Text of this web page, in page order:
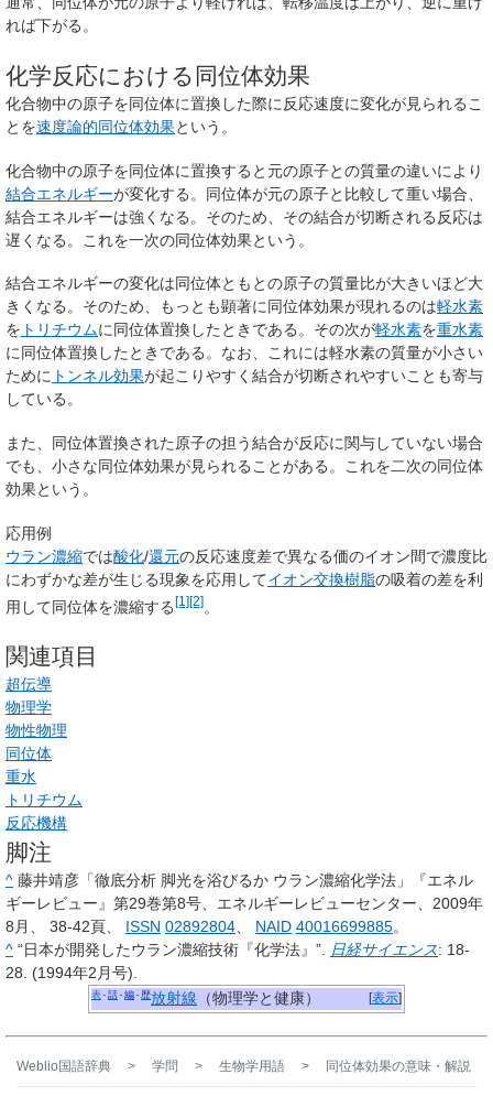
れば下がる。
化学反応における同位体効果
化合物中の原子を同位体に置換した際に反応速度に変化が見られるこ
とを速度論的同位体効果という。
化合物中の原子を同位体に置換すると元の原子との質量の違いにより
結合エネルギーが変化する。同位体が元の原子と比較して重い場合、
結合エネルギーは強くなる。そのため、その結合が切断される反応は
遅くなる。これを一次の同位体効果という。
結合エネルギーの変化は同位体ともとの原子の質量比が大きいほど大
きくなる。そのため、もっとも顕著に同位体効果が現れるのは軽水素
を トリチウムに同位体置換したときである。その次が軽水素を重水素
に同位体置換したときである。なお、これには軽水素の質量が小さい
ために トンネル効果が起こりやすく結合が切断されやすいことも寄与
している。
また、同位体置換された原子の担う結合が反応に関与していない場合
でも、小さな同位体効果が見られることがある。これを二次の同位体
効果という。
応用例
ウラン濃縮では酸化/還元の反応速度差で異なる価のイオン間で濃度比
にわずかな差が生じる現象を応用してイオン交換樹脂の吸着の差を利
用して同位体を濃縮する[1][2]
関連項目
超伝導
物理学
物性物理
同位体
重水
トリチウム
反応機構
脚注
^ 藤井靖彦「徹底分析 脚光を浴びるか ウラン濃縮化学法」『エネル
ギーレビュー』第29巻第8号、エネルギーレビューセンター、2009年
8月、 38-42頁、 ISSN 02892804 NAID 40016699885。
^ “日本が開発したウラン濃縮技術『化学法』”. 日経サイエンス: 18-
28. (1994年2月号).
[表示]
表 話 編 歴放射線 （物理学と健康）
Weblio国語辞典 > 学問 > 生物学用語 > 同位体効果の意味・解説